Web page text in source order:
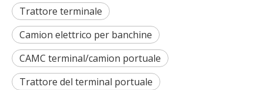
Trattore terminale
Camion elettrico per banchine
CAMC terminal/camion portuale
Trattore del terminal portuale